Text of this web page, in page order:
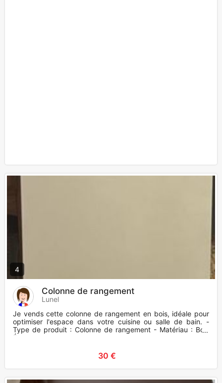
4
Colonne de rangement
Lunel
Je vends cette colonne de rangement en bois, idéale pour
optimiser l'espace dans votre cuisine ou salle de bain. -
Type de produit : Colonne de rangement - Matériau : Bois
État
30 €